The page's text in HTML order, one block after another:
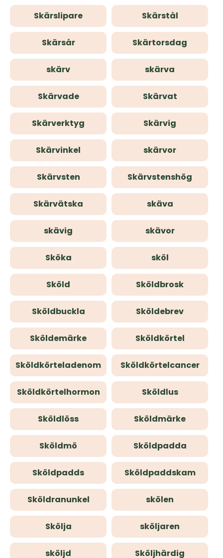
Skärslipare Skärstål
Skärsår Skärtorsdag
skärv skärva
Skärvade Skärvat
Skärverktyg Skärvig
Skärvinkel skärvor
Skärvsten Skärvstenshög
Skärvätska skäva
skävig skävor
Sköka sköl
Sköld Sköldbrosk
Sköldbuckla Sköldebrev
Sköldemärke Sköldkörtel
Sköldkörteladenom Sköldkörtelcancer
Sköldkörtelhormon Sköldlus
Sköldlöss Sköldmärke
Sköldmö Sköldpadda
Sköldpadds Sköldpaddskam
Sköldranunkel skölen
Skölja sköljaren
sköljd Sköljhärdig